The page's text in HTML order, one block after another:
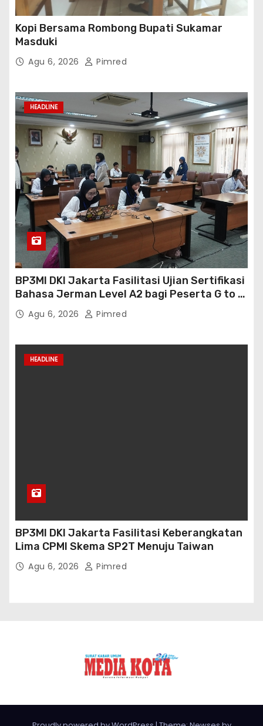
Kopi Bersama Rombong Bupati Sukamar
Masduki
Agu 6, 2026 Pimred
HEADLINE
BP3MI DKI Jakarta Fasilitasi Ujian Sertifikasi
Bahasa Jerman Level A2 bagi Peserta G to G
Jerman Batch VII
Agu 6, 2026 Pimred
HEADLINE
BP3MI DKI Jakarta Fasilitasi Keberangkatan
Lima CPMI Skema SP2T Menuju Taiwan
Agu 6, 2026 Pimred